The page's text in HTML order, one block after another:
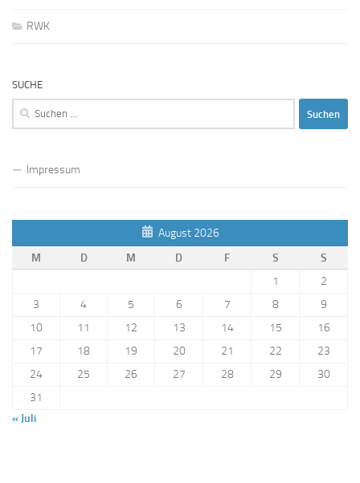
RWK
SUCHE
Suchen
Impressum
August 2026
M
D M D F S
S
1
2
3
4 5 6 7 8
9
10
11 12 13 14 15
16
17
18 19 20 21 22
23
24
25 26 27 28 29
30
31
« Juli